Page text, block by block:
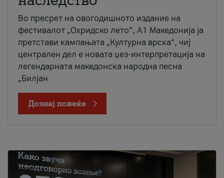
Во пресрет на овогодишното издание на
фестивалот „Охридско лето“, А1 Македонија ја
претстави кампањата „Културна врска“, чиј
централен дел е новата џез-интерпретација на
легендарната македонска народна песна
„Билјан
Дознај повеќе